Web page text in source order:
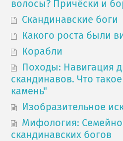
волосы? Причёски и
Скандинавские боги
Какого роста были
Корабли
Походы: Навигация
скандинавов. Что
камень"
Изобразительное
Мифология:
скандинавских богов